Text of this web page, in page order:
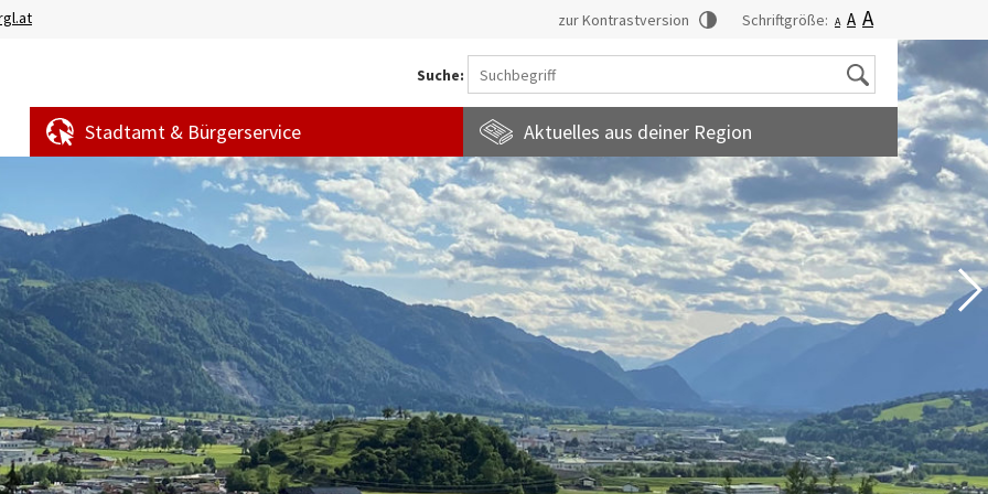
zur Kontrastversion Schriftgröße: A A A
Suche: Suche
Stadtamt & Bürgerservice Aktuelles aus deiner Region
Amtstafel
Veranstaltungen
Bürgermeldungen
Stadtmagazin
familienfreundlichegemeinde
Europainformationen